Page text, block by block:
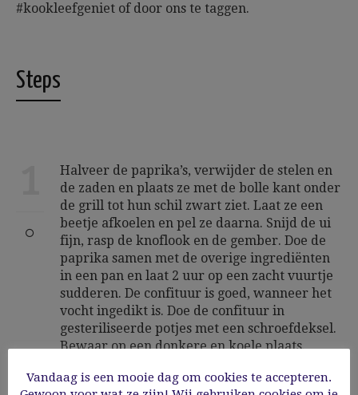
#kookleefgeniet of door ons te taggen.
Steps
Halveer de paprika’s, verwijder de stelen en
de zaden en plaats ze met de bolle kant onder
de grill tot hun schil zwart ziet. Laat ze een
beetje afkoelen en pel ze daarna. Snijd de ui
fijn, rasp de knoflook en de gember. Doe de
paprika samen met de overige ingrediënten
in een pan en laat 2 uur op een zacht vuurtje
sudderen. De confituur is goed, wanneer het
vocht ingedikt is. Doe de confituur in
gesteriliseerde potjes met een schroefdeksel.
Bewaar op een donkere en koele plaats.
Vandaag is een mooie dag om cookies te accepteren.